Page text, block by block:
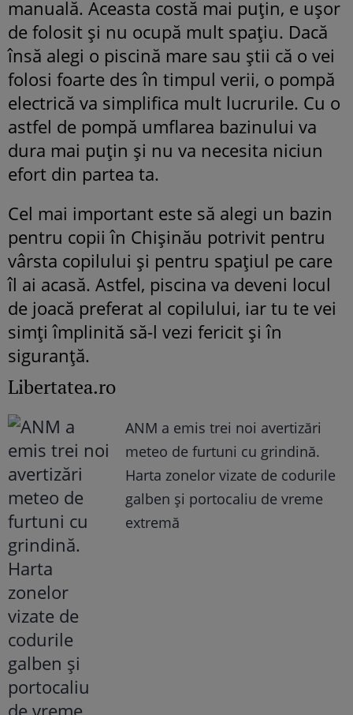
manuală. Aceasta costă mai puțin, e ușor
de folosit și nu ocupă mult spațiu. Dacă
însă alegi o piscină mare sau știi că o vei
folosi foarte des în timpul verii, o pompă
electrică va simplifica mult lucrurile. Cu o
astfel de pompă umflarea bazinului va
dura mai puțin și nu va necesita niciun
efort din partea ta.
Cel mai important este să alegi un bazin
pentru copii în Chișinău potrivit pentru
vârsta copilului și pentru spațiul pe care
îl ai acasă. Astfel, piscina va deveni locul
de joacă preferat al copilului, iar tu te vei
simți împlinită să-l vezi fericit și în
siguranță.
Libertatea.ro
ANM a emis trei noi avertizări
meteo de furtuni cu grindină.
Harta zonelor vizate de codurile
galben și portocaliu de vreme
extremă